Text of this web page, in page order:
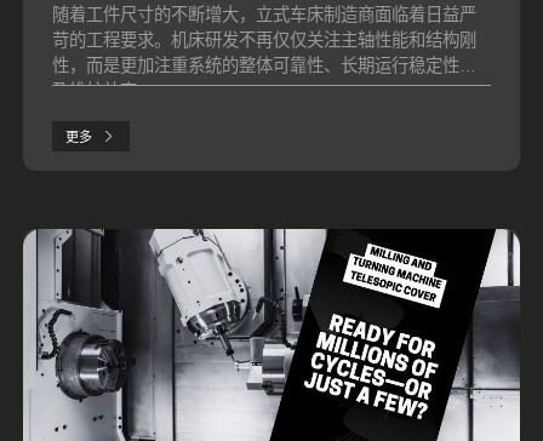
随着工件尺寸的不断增大，立式车床制造商面临着日益严
苛的工程要求。机床研发不再仅仅关注主轴性能和结构刚
性，而是更加注重系统的整体可靠性、长期运行稳定性以
及维护效率。
更多